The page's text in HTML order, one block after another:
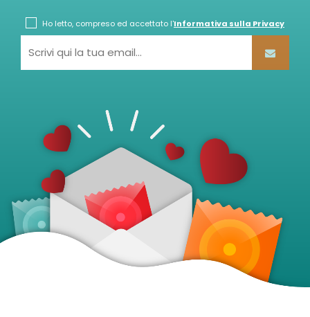
Ho letto, compreso ed accettato l'Informativa sulla Privacy